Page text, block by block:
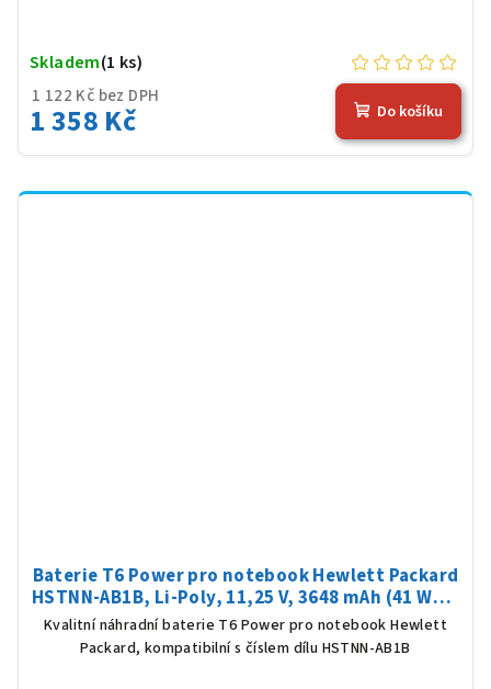
1 122 Kč bez DPH
1 358 Kč
Skladem(1 ks)
Do košíku
Baterie T6 Power pro notebook Hewlett Packard
HSTNN-AB1B, Li-Poly, 11,25 V, 3648 mAh (41 Wh),
černá
Kvalitní náhradní baterie T6 Power pro notebook Hewlett
Packard, kompatibilní s číslem dílu HSTNN-AB1B